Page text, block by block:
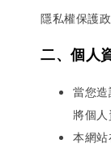
隱私權保護
二、個人
當您
將個人
本網站